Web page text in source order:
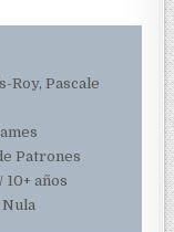
Roy, Pascale
Patrones
años
Nula